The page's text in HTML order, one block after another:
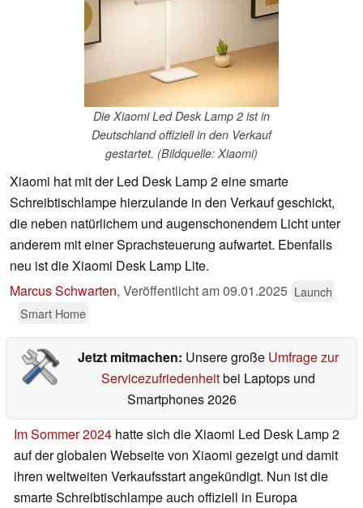
Die Xiaomi Led Desk Lamp 2 ist in
Deutschland offiziell in den Verkauf
gestartet. (Bildquelle: Xiaomi)
Xiaomi hat mit der Led Desk Lamp 2 eine smarte
Schreibtischlampe hierzulande in den Verkauf geschickt,
die neben natürlichem und augenschonendem Licht unter
anderem mit einer Sprachsteuerung aufwartet. Ebenfalls
neu ist die Xiaomi Desk Lamp Lite.
Marcus Schwarten, Veröffentlicht am09.01.2025 Launch
Smart Home
Jetzt mitmachen: Unsere große Umfrage zur
Servicezufriedenheitbei Laptops und
Smartphones 2026
Im Sommer 2024 hatte sich die Xiaomi Led Desk Lamp 2
auf der globalen Webseite von Xiaomi gezeigt und damit
ihren weltweiten Verkaufsstart angekündigt. Nun ist die
smarte Schreibtischlampe auch offiziell in Europa